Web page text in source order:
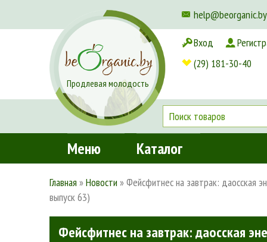
help@beorganic.by
Доставка и оплата
Продлевая молодость
Вход
(29) 181-30-40
Меню Каталог
Главная »Новости »Фейсфитнес на завтрак: даосская
выпуск 63)
Фейсфитнес на завтрак: даосская